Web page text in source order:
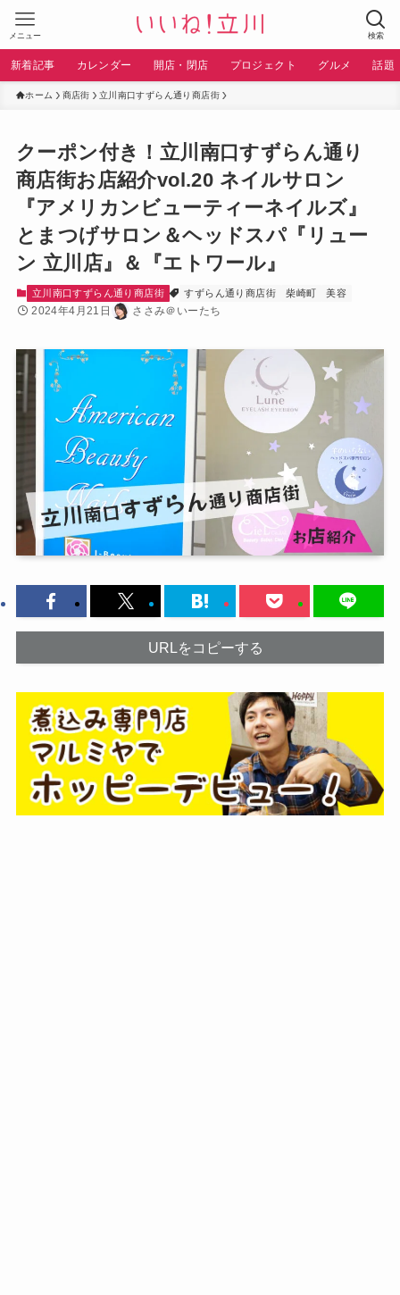
検索
メニュー
新着記事 カレンダー 開店・閉店 プロジェクト グルメ 話題
ホーム 商店街 立川南口すずらん通り商店街
クーポン付き！立川南口すずらん通り
商店街お店紹介vol.20 ネイルサロン
『アメリカンビューティーネイルズ』
とまつげサロン＆ヘッドスパ『リュー
ン 立川店』＆『エトワール』
立川南口すずらん通り商店街 すずらん通り商店街 柴崎町 美容
2024年4月21日 ささみ＠いーたち
URLをコピーする